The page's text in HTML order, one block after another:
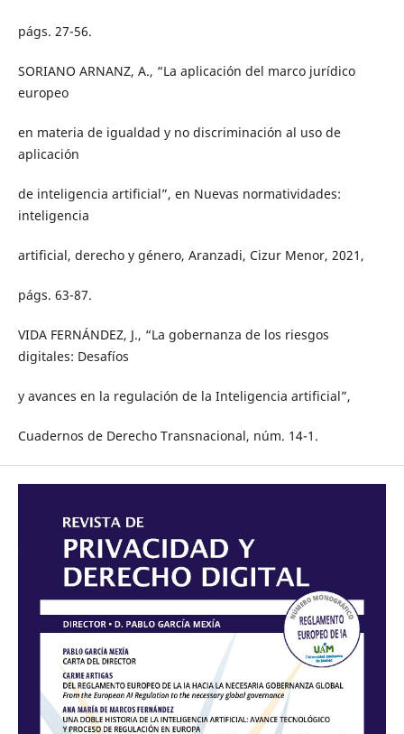
págs. 27-56.
SORIANO ARNANZ, A., “La aplicación del marco jurídico
europeo
en materia de igualdad y no discriminación al uso de
aplicación
de inteligencia artificial”, en Nuevas normatividades:
inteligencia
artificial, derecho y género, Aranzadi, Cizur Menor, 2021,
págs. 63-87.
VIDA FERNÁNDEZ, J., “La gobernanza de los riesgos
digitales: Desafíos
y avances en la regulación de la Inteligencia artificial”,
Cuadernos de Derecho Transnacional, núm. 14-1.